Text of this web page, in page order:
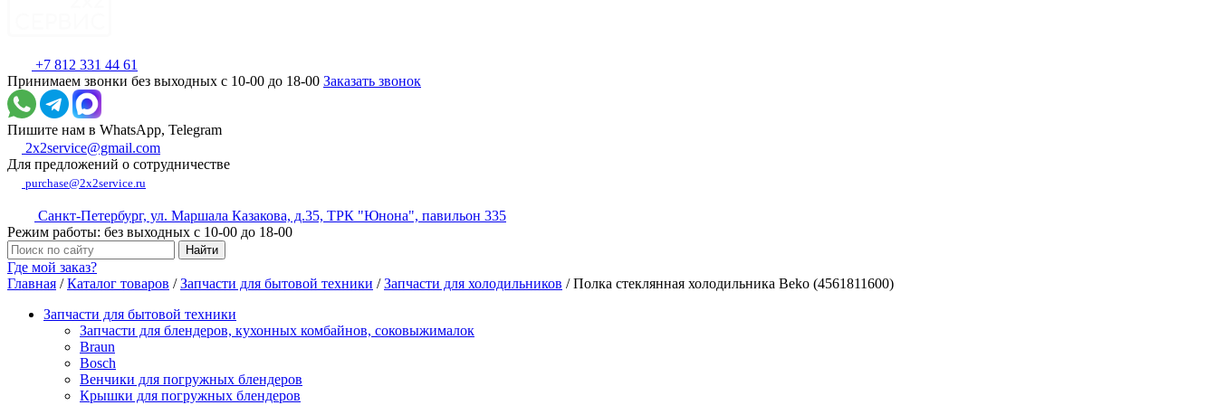
+7 812 331 44 61
Принимаем звонки без выходных с 10-00 до 18-00 Заказать звонок
Пишите нам в WhatsApp, Telegram
2x2service@gmail.com
Для предложений о сотрудничестве
purchase@2x2service.ru
Санкт-Петербург, ул. Маршала Казакова, д.35, ТРК "Юнона", павильон 335
Режим работы: без выходных с 10-00 до 18-00
Где мой заказ?
Главная /Каталог товаров /Запчасти для бытовой техники /Запчасти для холодильников /Полка стеклянная холодильника Beko (4561811600)
Запчасти для бытовой техники
Запчасти для блендеров, кухонных комбайнов, соковыжималок
Braun
Bosch
Венчики для погружных блендеров
Крышки для погружных блендеров